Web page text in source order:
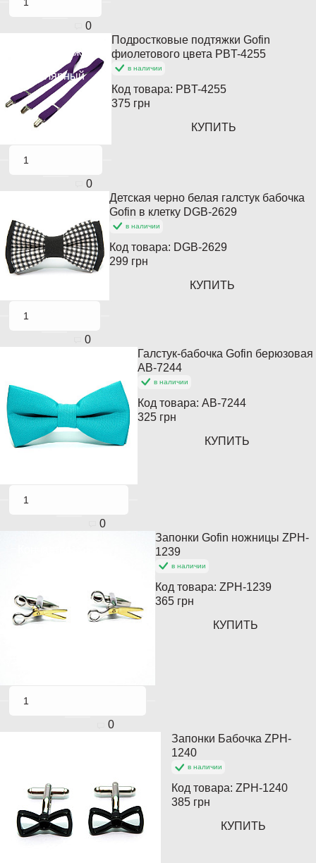
0
Хит продаж
Популярный
0
Подростковые подтяжки Gofin
фиолетового цвета PBT-4255
в наличии
Код товара: PBT-4255
375 грн
КУПИТЬ
0
Детская черно белая галстук бабочка
Gofin в клетку DGB-2629
в наличии
Код товара: DGB-2629
299 грн
КУПИТЬ
0
Галстук-бабочка Gofin берюзовая
AB-7244
в наличии
Код товара:AB-7244
325 грн
КУПИТЬ
0
Запонки Gofin ножницы ZPH-
1239
в наличии
Код товара: ZPH-1239
365 грн
КУПИТЬ
Запонки Бабочка ZPH-
1240
в наличии
Код товара: ZPH-1240
385 грн
КУПИТЬ